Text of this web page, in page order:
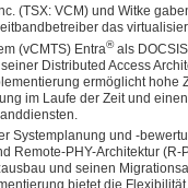
(TSX: VCM) und Witke
das
(vCMTS) Entra®als DOCSIS
Distributed Access
ermöglicht hohe
im Laufe der Zeit und
Systemplanung und -
Remote-PHY-Architektur
und seinen